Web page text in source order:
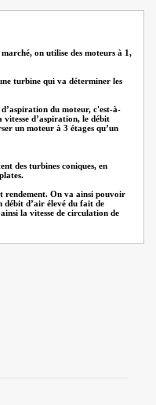
on utilise des moteurs à 1,
turbine qui va déterminer les
du moteur, c'est-à-
vitesse d’aspiration, le débit
un moteur à 3 étages qu’un
des turbines coniques, en
rendement. On va ainsi pouvoir
débit d’air élevé du fait de
la vitesse de circulation de